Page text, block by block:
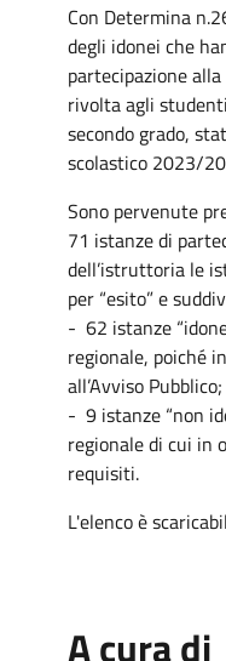
Con Determina
degli idonei che
partecipazione
rivolta agli
secondo grado,
scolastico 2023/
Sono pervenute
71 istanze di
dell’istruttoria le
per “esito” e
- 62 istanze
regionale, poiché
all’Avviso Pubblico;
- 9 istanze “non
regionale di cui in
requisiti.
L'elenco è
A cura di